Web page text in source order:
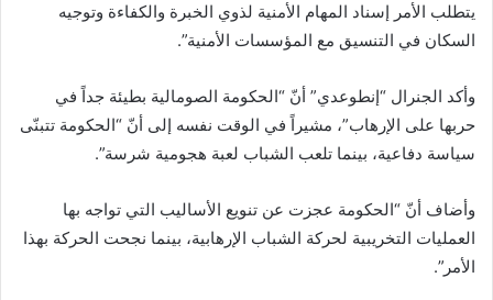
يتطلب الأمر إسناد المهام الأمنية لذوي الخبرة والكفاءة وتوجيه
السكان في التنسيق مع المؤسسات الأمنية”.
وأكد الجنرال “إنطوعدي” أنّ “الحكومة الصومالية بطيئة جداً في
حربها على الإرهاب”، مشيراً في الوقت نفسه إلى أنّ “الحكومة تتبنّى
سياسة دفاعية، بينما تلعب الشباب لعبة هجومية شرسة”.
وأضاف أنّ “الحكومة عجزت عن تنويع الأساليب التي تواجه بها
العمليات التخريبية لحركة الشباب الإرهابية، بينما نجحت الحركة بهذا
الأمر”.